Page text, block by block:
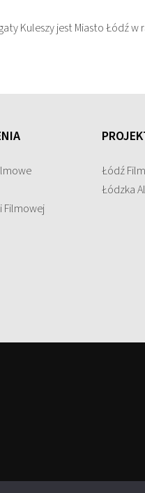
Kuleszy jest Miasto Łódź w
Filmowej
Łódź
Łódzka